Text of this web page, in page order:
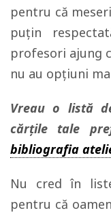
pentru că
puţin
profesori ajung
nu au opţiuni
Vreau o listă
cărțile tale
bibliografia
Nu cred în
pentru că